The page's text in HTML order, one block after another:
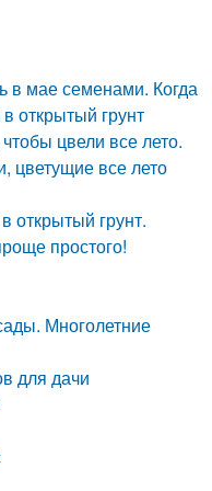
в мае семенами. Когда
открытый грунт
цвели все лето.
цветущие все лето
открытый грунт.
простого!
Многолетние
для дачи